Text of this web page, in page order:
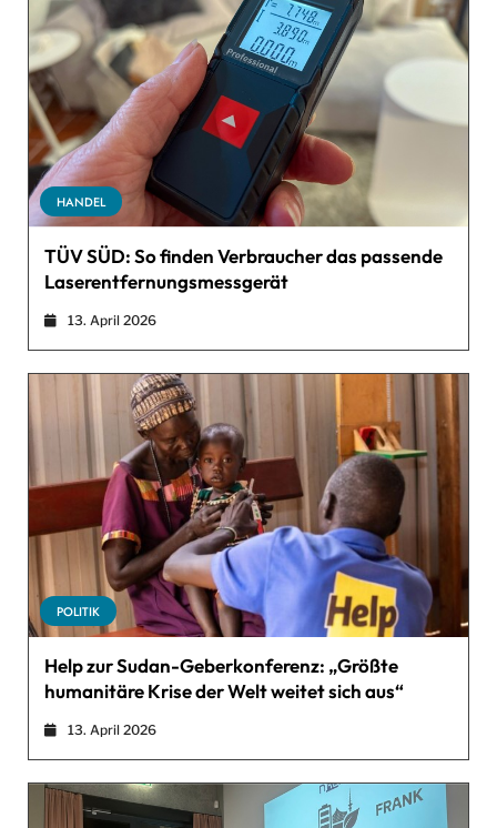
HANDEL
TÜV SÜD: So finden Verbraucher das passende
Laserentfernungsmessgerät
13. April 2026
POLITIK
Help zur Sudan-Geberkonferenz: „Größte
humanitäre Krise der Welt weitet sich aus“
13. April 2026